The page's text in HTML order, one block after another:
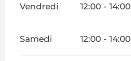
Vendredi 12:00 - 14:00
Samedi 12:00 - 14:00